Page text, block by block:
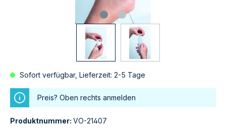
Sofort verfügbar, Lieferzeit: 2-5 Tage
Preis? Oben rechts anmelden
Produktnummer: VO-21407